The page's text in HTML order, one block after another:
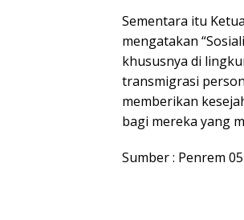
Sementara itu
mengatakan
khususnya di
transmigrasi
memberikan
bagi mereka yang
Sumber : Penrem